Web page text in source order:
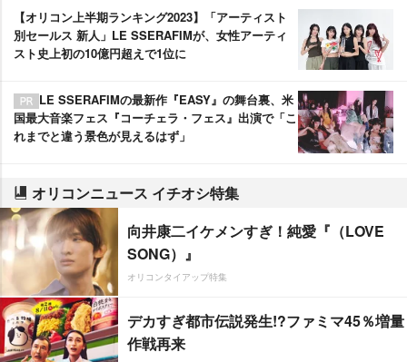
【オリコン上半期ランキング2023】「アーティスト
別セールス 新人」LE SSERAFIMが、女性アーティ
スト史上初の10億円超えで1位に
LE SSERAFIMの最新作『EASY』の舞台裏、米
国最大音楽フェス『コーチェラ・フェス』出演で「こ
れまでと違う景色が見えるはず」
オリコンニュース イチオシ特集
向井康二イケメンすぎ！純愛『（LOVE
SONG）』
オリコンタイアップ特集
デカすぎ都市伝説発生!?ファミマ45％増量
作戦再来